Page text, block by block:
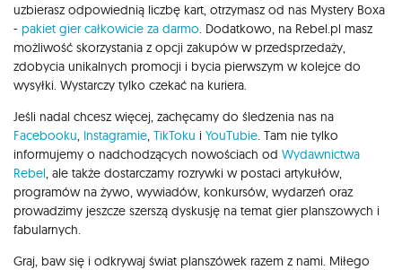
uzbierasz odpowiednią liczbę kart, otrzymasz od nas Mystery Boxa
- pakiet gier całkowicie za darmo. Dodatkowo, na Rebel.pl masz
możliwość skorzystania z opcji zakupów w przedsprzedaży,
zdobycia unikalnych promocji i bycia pierwszym w kolejce do
wysyłki. Wystarczy tylko czekać na kuriera.
Jeśli nadal chcesz więcej, zachęcamy do śledzenia nas na
Facebooku, Instagramie, TikToku i YouTubie. Tam nie tylko
informujemy o nadchodzących nowościach od Wydawnictwa
Rebel, ale także dostarczamy rozrywki w postaci artykułów,
programów na żywo, wywiadów, konkursów, wydarzeń oraz
prowadzimy jeszcze szerszą dyskusję na temat gier planszowych i
fabularnych.
Graj, baw się i odkrywaj świat planszówek razem z nami. Miłego